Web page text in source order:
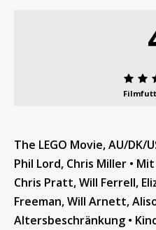
The LEGO Movie, AU/DK/
Phil Lord, Chris Miller •
Chris Pratt, Will Ferrell,
Freeman, Will Arnett,
Altersbeschränkung •